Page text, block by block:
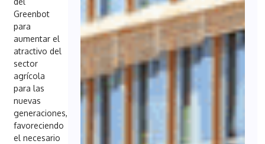
Greenbot
para
aumentar el
atractivo del
sector
agrícola
para las
nuevas
generaciones,
favoreciendo
el necesario